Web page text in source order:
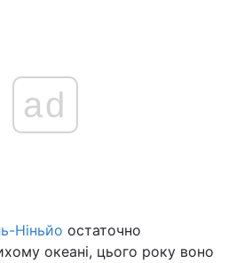
ad
Ніньйо остаточно
океані, цього року воно